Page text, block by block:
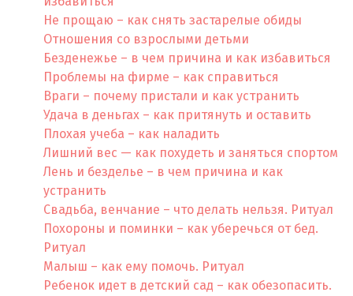
Не прощаю – как снять застарелые обиды
Отношения со взрослыми детьми
Безденежье – в чем причина и как избавиться
Проблемы на фирме – как справиться
Враги – почему пристали и как устранить
Удача в деньгах – как притянуть и оставить
Плохая учеба – как наладить
Лишний вес — как похудеть и заняться спортом
Лень и безделье – в чем причина и как
устранить
Свадьба, венчание – что делать нельзя. Ритуал
Похороны и поминки – как уберечься от бед.
Ритуал
Малыш – как ему помочь. Ритуал
Ребенок идет в детский сад – как обезопасить.